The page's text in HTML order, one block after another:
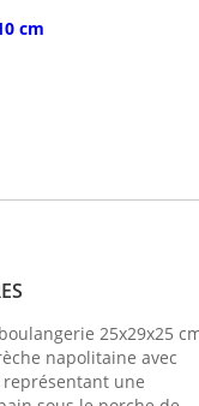
cm
25x29x25
napolitaine avec
une